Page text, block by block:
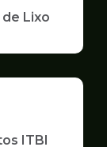
de Lixo
ITBI